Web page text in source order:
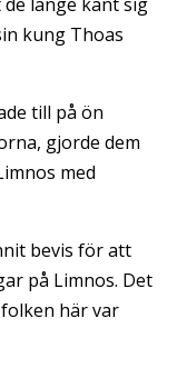
kung Thoas
till på ön
gjorde dem
med
bevis för att
på Limnos. Det
här var